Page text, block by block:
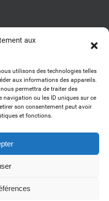
aux
utilisons des technologies telles
aux informations des appareils.
permettra de traiter des
navigation ou les ID uniques sur ce
son consentement peut avoir
et fonctions.
!
communication